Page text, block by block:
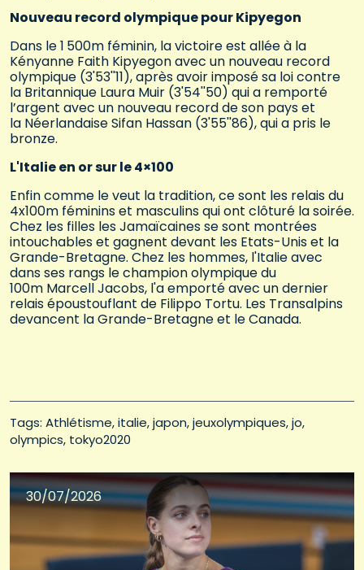
Nouveau record olympique pour Kipyegon
Dans le 1 500m féminin, la victoire est allée à la
Kényanne Faith Kipyegon avec un nouveau record
olympique (3'53''11), après avoir imposé sa loi contre
la Britannique Laura Muir (3'54''50) qui a remporté
l’argent avec un nouveau record de son pays et
la Néerlandaise Sifan Hassan (3'55''86), qui a pris le
bronze.
L'Italie en or sur le 4×100
Enfin comme le veut la tradition, ce sont les relais du
4x100m féminins et masculins qui ont clôturé la soirée.
Chez les filles les Jamaïcaines se sont montrées
intouchables et gagnent devant les Etats-Unis et la
Grande-Bretagne. Chez les hommes, l'Italie avec
dans ses rangs le champion olympique du
100m Marcell Jacobs, l'a emporté avec un dernier
relais époustouflant de Filippo Tortu. Les Transalpins
devancent la Grande-Bretagne et le Canada.
Tags: Athlétisme italie japon jeuxolympiques jo
olympics tokyo2020
30/07/2026